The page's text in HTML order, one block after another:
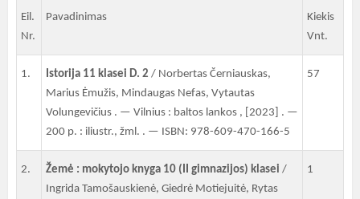
Eil.
Nr.
Pavadinimas
Kiekis
Vnt.
1. Istorija 11 klasei D. 2 / Norbertas Černiauskas,
Marius Ėmužis, Mindaugas Nefas, Vytautas
Volungevičius . — Vilnius : baltos lankos , [2023] . —
200 p. : iliustr., žml. . — ISBN: 978-609-470-166-5
57
2. Žemė : mokytojo knyga 10 (II gimnazijos) klasei /
Ingrida Tamošauskienė, Giedrė Motiejuitė, Rytas
1